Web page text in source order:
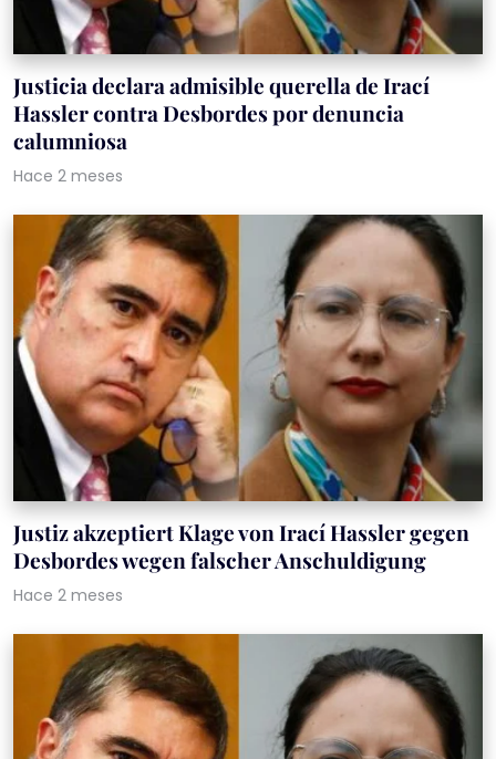
Justicia declara admisible querella de Irací
Hassler contra Desbordes por denuncia
calumniosa
Hace 2 meses
Justiz akzeptiert Klage von Irací Hassler gegen
Desbordes wegen falscher Anschuldigung
Hace 2 meses